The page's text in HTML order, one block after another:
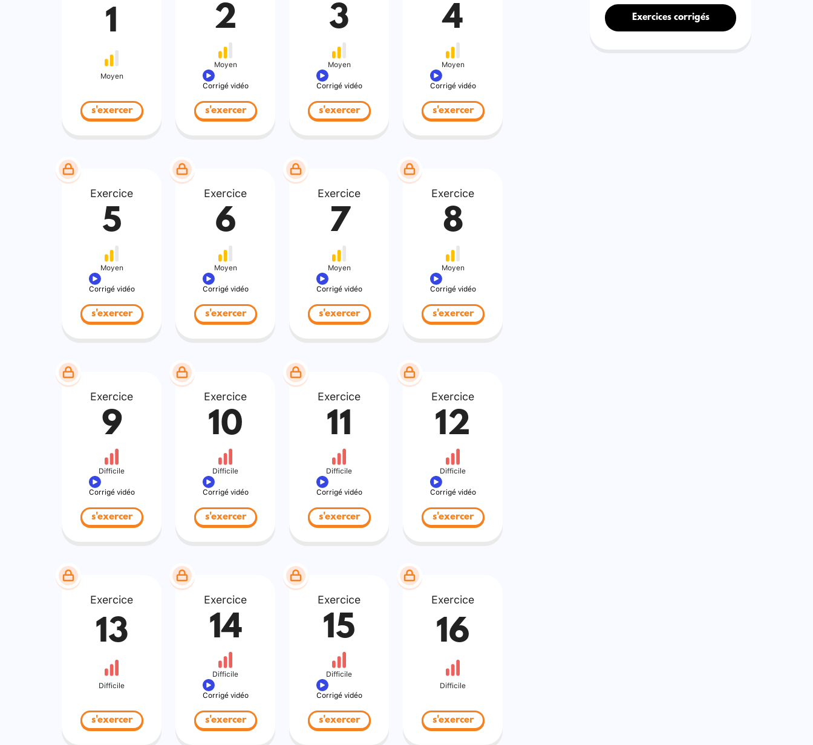
1
Moyen
s'exercer
2
Moyen
Corrigé vidéo
s'exercer
3
Moyen
Corrigé vidéo
s'exercer
4
Moyen
Corrigé vidéo
s'exercer
Exercice
5
Moyen
Corrigé vidéo
s'exercer
Exercice
6
Moyen
Corrigé vidéo
s'exercer
Exercice
7
Moyen
Corrigé vidéo
s'exercer
Exercice
8
Moyen
Corrigé vidéo
s'exercer
Exercice
9
Difficile
Corrigé vidéo
s'exercer
Exercice
10
Difficile
Corrigé vidéo
s'exercer
Exercice
11
Difficile
Corrigé vidéo
s'exercer
Exercice
12
Difficile
Corrigé vidéo
s'exercer
Exercice
13
Difficile
s'exercer
Exercice
14
Difficile
Corrigé vidéo
s'exercer
Exercice
15
Difficile
Corrigé vidéo
s'exercer
Exercice
16
Difficile
s'exercer
Exercices corrigés